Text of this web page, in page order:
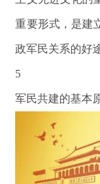
重要形式，是建
政军民关系的好
5
军民共建的基本